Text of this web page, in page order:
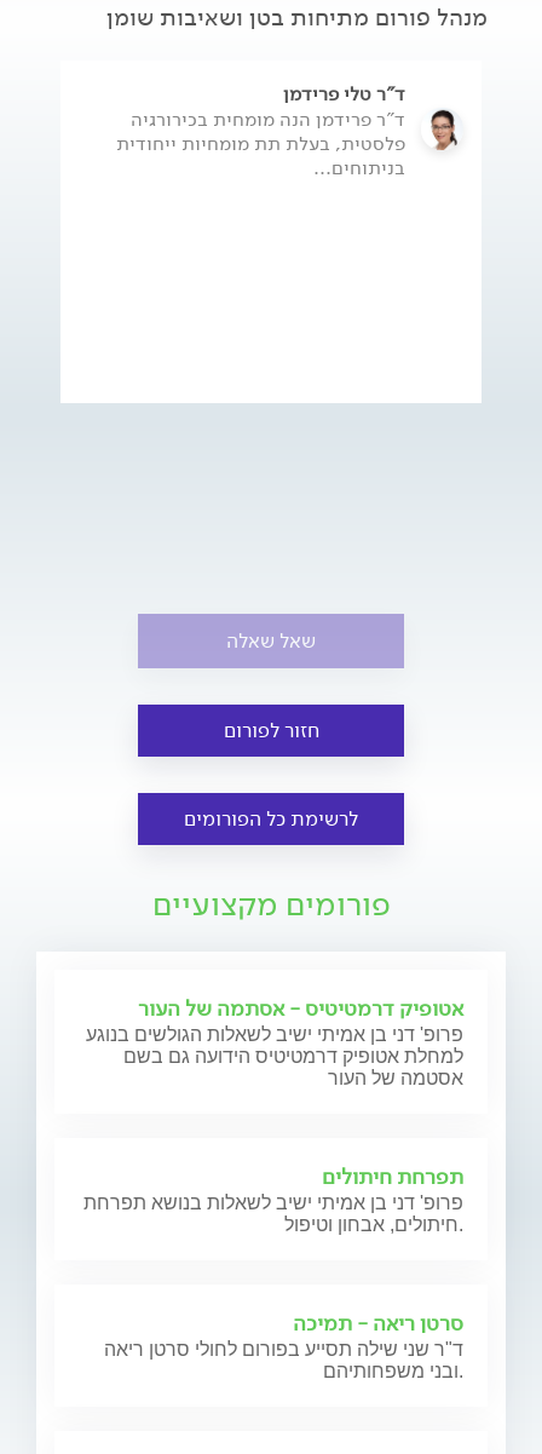
מנהל פורום מתיחות בטן ושאיבות שומן
ד"ר טלי פרידמן
ד"ר פרידמן הנה מומחית בכירורגיה
פלסטית, בעלת תת מומחיות ייחודית
בניתוחים...
שאל שאלה
חזור לפורום
לרשימת כל הפורומים
פורומים מקצועיים
אטופיק דרמטיטיס - אסתמה של העור
פרופ' דני בן אמיתי ישיב לשאלות הגולשים בנוגע
למחלת אטופיק דרמטיטיס הידועה גם בשם
אסטמה של העור
תפרחת חיתולים
פרופ' דני בן אמיתי ישיב לשאלות בנושא תפרחת
חיתולים, אבחון וטיפול.
סרטן ריאה - תמיכה
ד"ר שני שילה תסייע בפורום לחולי סרטן ריאה
ובני משפחותיהם.